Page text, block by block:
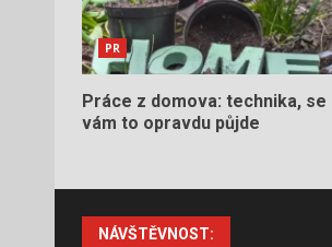
PR
Práce z domova: technika,
vám to opravdu půjde
NÁVŠTĚVNOST: